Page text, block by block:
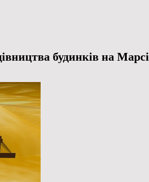
будинків на Марсі